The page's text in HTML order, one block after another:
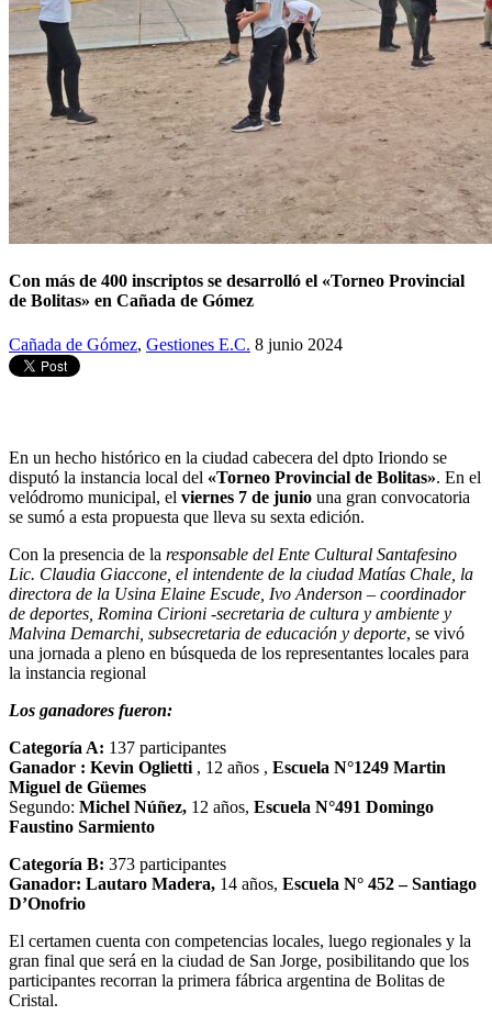
Con más de 400 inscriptos se desarrolló el «Torneo Provincial
de Bolitas» en Cañada de Gómez
Cañada de Gómez, Gestiones E.C. 8 junio 2024
En un hecho histórico en la ciudad cabecera del dpto Iriondo se
disputó la instancia local del «Torneo Provincial de Bolitas». En el
velódromo municipal, el viernes 7 de junio una gran convocatoria
se sumó a esta propuesta que lleva su sexta edición.
Con la presencia de la responsable del Ente Cultural Santafesino
Lic. Claudia Giaccone, el intendente de la ciudad Matías Chale, la
directora de la Usina Elaine Escude, Ivo Anderson – coordinador
de deportes, Romina Cirioni -secretaria de cultura y ambiente y
Malvina Demarchi, subsecretaria de educación y deporte, se vivó
una jornada a pleno en búsqueda de los representantes locales para
la instancia regional
Los ganadores fueron:
Categoría A: 137 participantes
Ganador : Kevin Oglietti , 12 años , Escuela N°1249 Martin
Miguel de Güemes
Segundo: Michel Núñez, 12 años, Escuela N°491 Domingo
Faustino Sarmiento
Categoría B: 373 participantes
Ganador: Lautaro Madera, 14 años, Escuela N° 452 – Santiago
D’Onofrio
El certamen cuenta con competencias locales, luego regionales y la
gran final que será en la ciudad de San Jorge, posibilitando que los
participantes recorran la primera fábrica argentina de Bolitas de
Cristal.